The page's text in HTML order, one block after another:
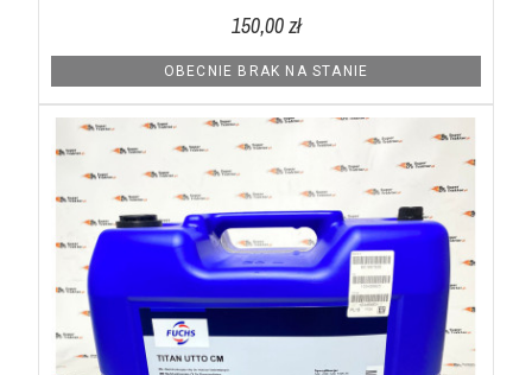
150,00 zł
OBECNIE BRAK NA STANIE